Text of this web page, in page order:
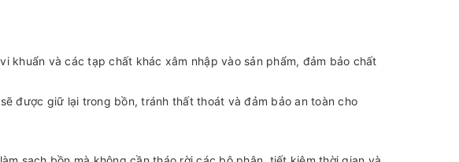
khuẩn và các tạp chất khác xâm nhập vào sản phẩm, đảm bảo chất
được giữ lại trong bồn, tránh thất thoát và đảm bảo an toàn cho